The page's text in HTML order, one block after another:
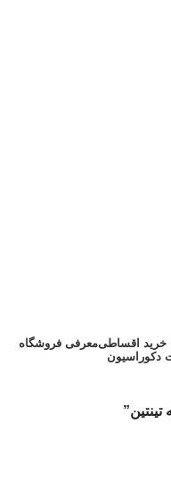
خرید اقساطیمعرفی فروشگاه
دکوراسیون